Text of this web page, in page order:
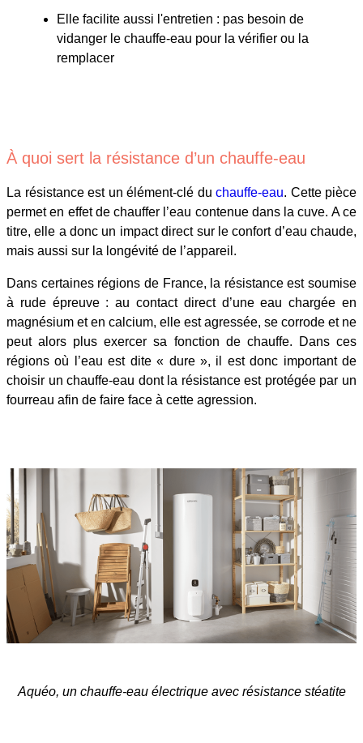
Elle facilite aussi l'entretien : pas besoin de
vidanger le chauffe-eau pour la vérifier ou la
remplacer
À quoi sert la résistance d’un chauffe-eau
La résistance est un élément-clé du chauffe-eau. Cette pièce
permet en effet de chauffer l’eau contenue dans la cuve. A ce
titre, elle a donc un impact direct sur le confort d’eau chaude,
mais aussi sur la longévité de l’appareil.
Dans certaines régions de France, la résistance est soumise
à rude épreuve : au contact direct d’une eau chargée en
magnésium et en calcium, elle est agressée, se corrode et ne
peut alors plus exercer sa fonction de chauffe. Dans ces
régions où l’eau est dite « dure », il est donc important de
choisir un chauffe-eau dont la résistance est protégée par un
fourreau afin de faire face à cette agression.
Aquéo, un chauffe-eau électrique avec résistance stéatite